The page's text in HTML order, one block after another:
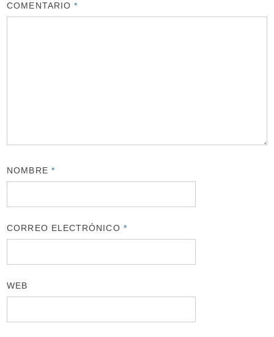
COMENTARIO*
NOMBRE *
CORREO ELECTRÓNICO *
WEB